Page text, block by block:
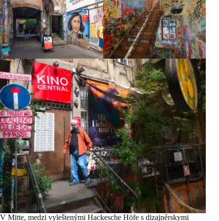
V Mitte, medzi vyleštenými Hackesche Höfe s dizajnérskymi